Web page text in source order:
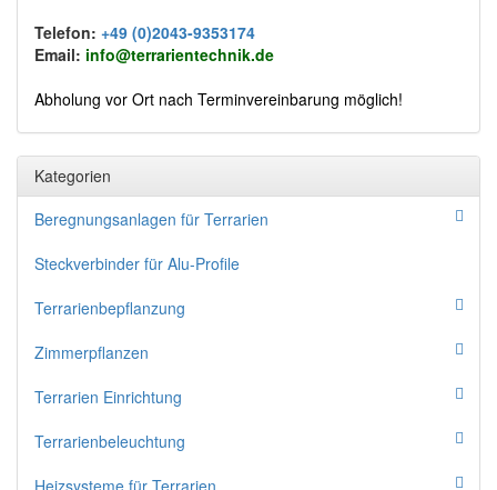
Telefon: +49 (0)2043-9353174
Email: info@terrarientechnik.de
Abholung vor Ort nach Terminvereinbarung möglich!
Kategorien
Beregnungsanlagen für Terrarien
Steckverbinder für Alu-Profile
Terrarienbepflanzung
Zimmerpflanzen
Terrarien Einrichtung
Terrarienbeleuchtung
Heizsysteme für Terrarien